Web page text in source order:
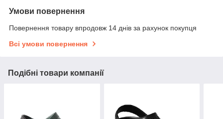
Умови повернення
Повернення товару впродовж 14 днів за рахунок покупця
Всі умови повернення
Подібні товари компанії